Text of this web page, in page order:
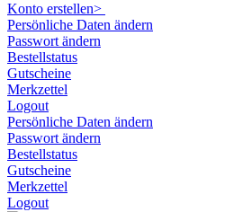
Konto erstellen>
Persönliche Daten ändern
Passwort ändern
Bestellstatus
Gutscheine
Merkzettel
Logout
Persönliche Daten ändern
Passwort ändern
Bestellstatus
Gutscheine
Merkzettel
Logout